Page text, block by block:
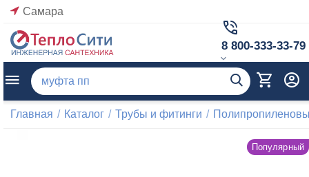
Самара
8 800-333-33-79
Главная / Каталог / Трубы и фитинги /
Популярный